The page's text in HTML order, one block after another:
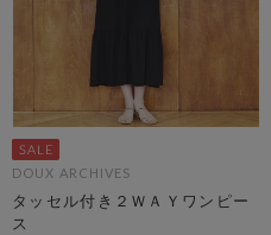
DOUX ARCHIVES
タッセル付き２ＷＡＹワンピー
ス